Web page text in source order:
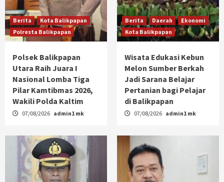
Berita
Kota Balikpapan
Polresta Balikpapan
Polsek Balikpapan
Utara Raih Juara I
Nasional Lomba Tiga
Pilar Kamtibmas 2026,
Wakili Polda Kaltim
07/08/2026 admin1 mk
Berita Daerah
Ekonomi
Kota Balikpapan
Wisata Edukasi Kebun
Melon Sumber Berkah
Jadi Sarana Belajar
Pertanian bagi Pelajar
di Balikpapan
07/08/2026 admin1 mk